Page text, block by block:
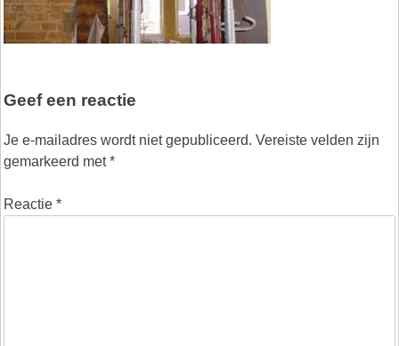
Geef een reactie
Je e-mailadres wordt niet gepubliceerd. Vereiste velden zijn
gemarkeerd met*
Reactie *